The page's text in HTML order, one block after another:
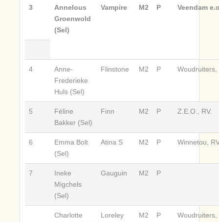
3
Annelous
Groenwold
(Sel)
Vampire M2 P Veendam
4
Anne-
Frederieke
Huls (Sel)
Flinstone M2 P Woudruiters,
5
Féline
Bakker (Sel)
Finn M2 P Z.E.O., RV.
6
Emma Bolt
(Sel)
Atina S M2 P Winnetou,
7
Ineke
Migchels
(Sel)
Gauguin M2 P
Charlotte
Loreley
M2 P Woudruiters,